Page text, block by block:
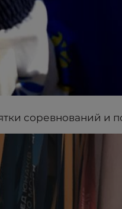
соревнований и